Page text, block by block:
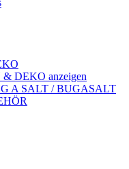
DEKO anzeigen
A SALT / BUGASALT